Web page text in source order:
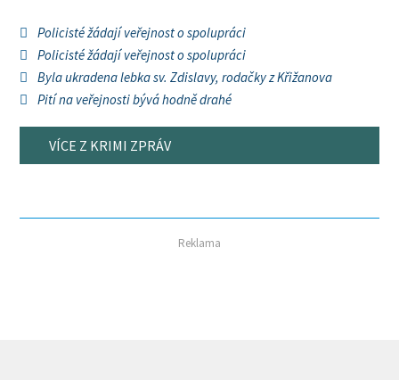
Policisté žádají veřejnost o spolupráci
Policisté žádají veřejnost o spolupráci
Byla ukradena lebka sv. Zdislavy, rodačky z Křižanova
Pití na veřejnosti bývá hodně drahé
VÍCE Z KRIMI ZPRÁV
Reklama